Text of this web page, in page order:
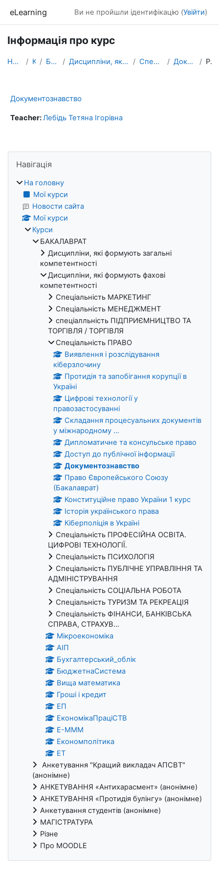
eLearning Ви не пройшли ідентифікацію (Увійти)
Інформація про курс
На головну Курси БАКАЛАВРАТ Дисципліни, які формують фахові компетентності Спеціальність ПРАВО Документознавство Резюме
Документознавство
Teacher:Лебідь Тетяна Ігорівна
Блоки
Навігація
На головну
Мої курси
Новости сайта
Мої курси
Курси
БАКАЛАВРАТ
Дисципліни, які формують загальні
компетентності
Дисципліни, які формують фахові
компетентності
Спеціальність МАРКЕТИНГ
Спеціальність МЕНЕДЖМЕНТ
спеціалльність ПІДПРИЄМНИЦТВО ТА
ТОРГІВЛЯ / ТОРГІВЛЯ
Спеціальність ПРАВО
Виявлення і розслідування
кіберзлочину
Протидія та запобігання корупції в
Україні
Цифрові технології у
правозастосуванні
Складання процесуальних документів
у міжнародному ...
Дипломатичне та консульське право
Доступ до публічної інформації
Документознавство
Право Європейського Союзу
(Бакалаврат)
Конституційне право України 1 курс
Історія українського права
Кіберполіція в Україні
Спеціальність ПРОФЕСІЙНА ОСВІТА.
ЦИФРОВІ ТЕХНОЛОГІЇ.
Спеціальність ПСИХОЛОГІЯ
Спеціальність ПУБЛІЧНЕ УПРАВЛІННЯ ТА
АДМІНІСТРУВАННЯ
Спеціальність СОЦІАЛЬНА РОБОТА
Спеціальність ТУРИЗМ ТА РЕКРЕАЦІЯ
Спеціальність ФІНАНСИ, БАНКІВСЬКА
СПРАВА, СТРАХУВ...
Мікроекономіка
АІП
Бухгалтерський_облік
БюджетнаСистема
Вища математика
Гроші і кредит
ЕП
ЕкономікаПраціСТВ
Е-МММ
Економполітика
ЕТ
Анкетування "Кращий викладач АПСВТ"
(анонімне)
АНКЕТУВАННЯ «Антихарасмент» (анонімне)
АНКЕТУВАННЯ «Протидія булінгу» (анонімне)
Анкетування студентів (анонімне)
МАГІСТРАТУРА
Різне
Про MOODLE